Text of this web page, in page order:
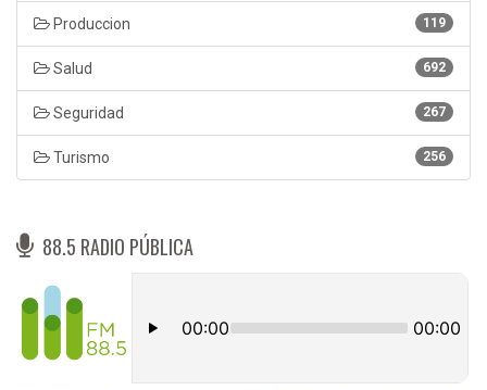
119
Produccion
692
Salud
267
Seguridad
256
Turismo
88.5 RADIO PÚBLICA